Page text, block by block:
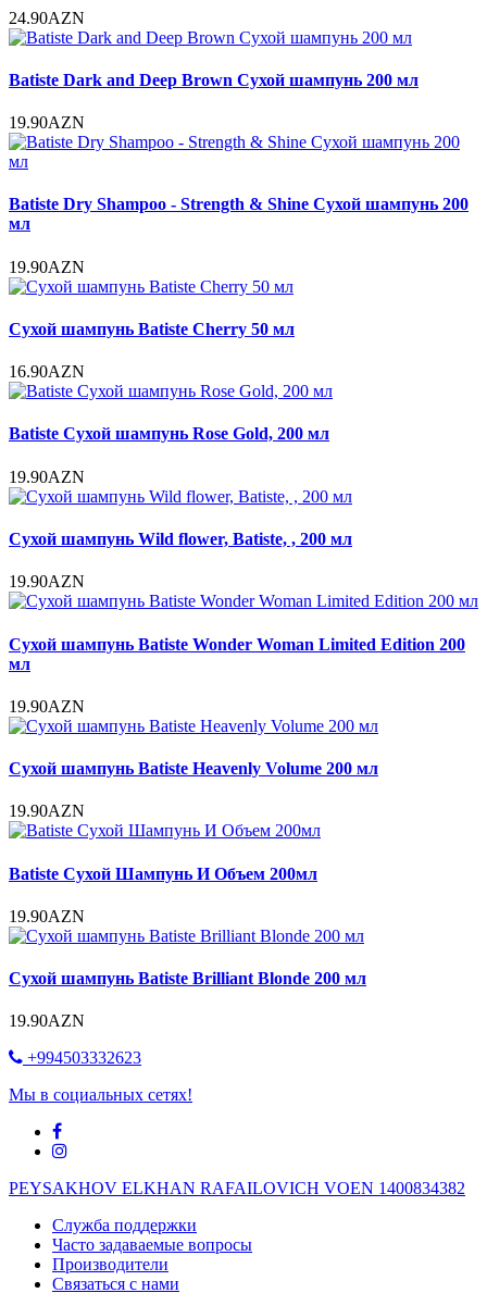
24.90AZN
Batiste Dark and Deep Brown Сухой шампунь 200 мл
19.90AZN
Batiste Dry Shampoo - Strength & Shine Сухой шампунь 200
мл
19.90AZN
Сухой шампунь Batiste Cherry 50 мл
16.90AZN
Batiste Сухой шампунь Rose Gold, 200 мл
19.90AZN
Сухой шампунь Wild flower, Batiste, , 200 мл
19.90AZN
Сухой шампунь Batiste Wonder Woman Limited Edition 200
мл
19.90AZN
Сухой шампунь Batiste Heavenly Volume 200 мл
19.90AZN
Batiste Сухой Шампунь И Объем 200мл
19.90AZN
Сухой шампунь Batiste Brilliant Blonde 200 мл
19.90AZN
+994503332623
Мы в социальных сетях!
PEYSAKHOV ELKHAN RAFAILOVICH VOEN 1400834382
Служба поддержки
Часто задаваемые вопросы
Производители
Связаться с нами